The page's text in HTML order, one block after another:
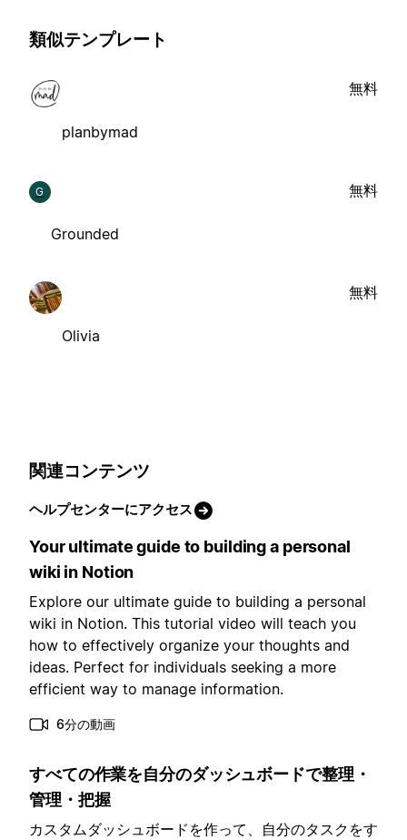
類似テンプレート
planbymad
無料
G
Grounded
無料
Olivia
無料
関連コンテンツ
ヘルプセンターにアクセス
Your ultimate guide to building a personal
wiki in Notion
Explore our ultimate guide to building a personal
wiki in Notion. This tutorial video will teach you
how to effectively organize your thoughts and
ideas. Perfect for individuals seeking a more
efficient way to manage information.
6分の動画
すべての作業を自分のダッシュボードで整理・
管理・把握
カスタムダッシュボードを作って、自分のタスクをす